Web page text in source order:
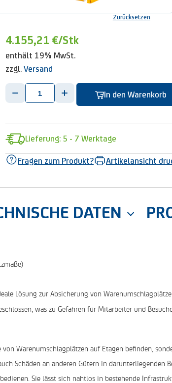
Zurücksetzen
4.155,21 €/Stk
enthält 19% MwSt.
zzgl. Versand
- + In den Warenkorb
Lieferung: 5 - 7 Werktage
Fragen zum Produkt? Artikelansicht
DATEN
Lösung zur Absicherung von
was zu Gefahren für Mitarbeiter und
Warenumschlagplätzen auf Etagen befinden,
Schäden an anderen Gütern in darunterliegenden
Sie lässt sich nahtlos in bestehende